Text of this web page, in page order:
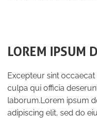
LOREM IPSUM
Excepteur sint
culpa qui officia
laborum.Lorem ipsum
adipiscing elit, sed do